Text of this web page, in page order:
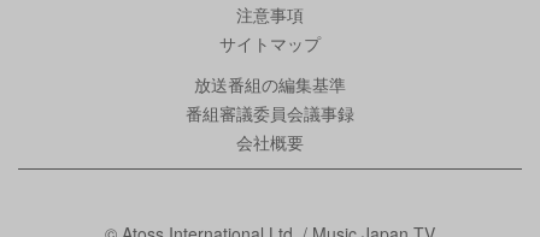
注意事項
サイトマップ
放送番組の編集基準
番組審議委員会議事録
会社概要